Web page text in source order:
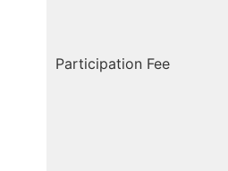
Participation Fee